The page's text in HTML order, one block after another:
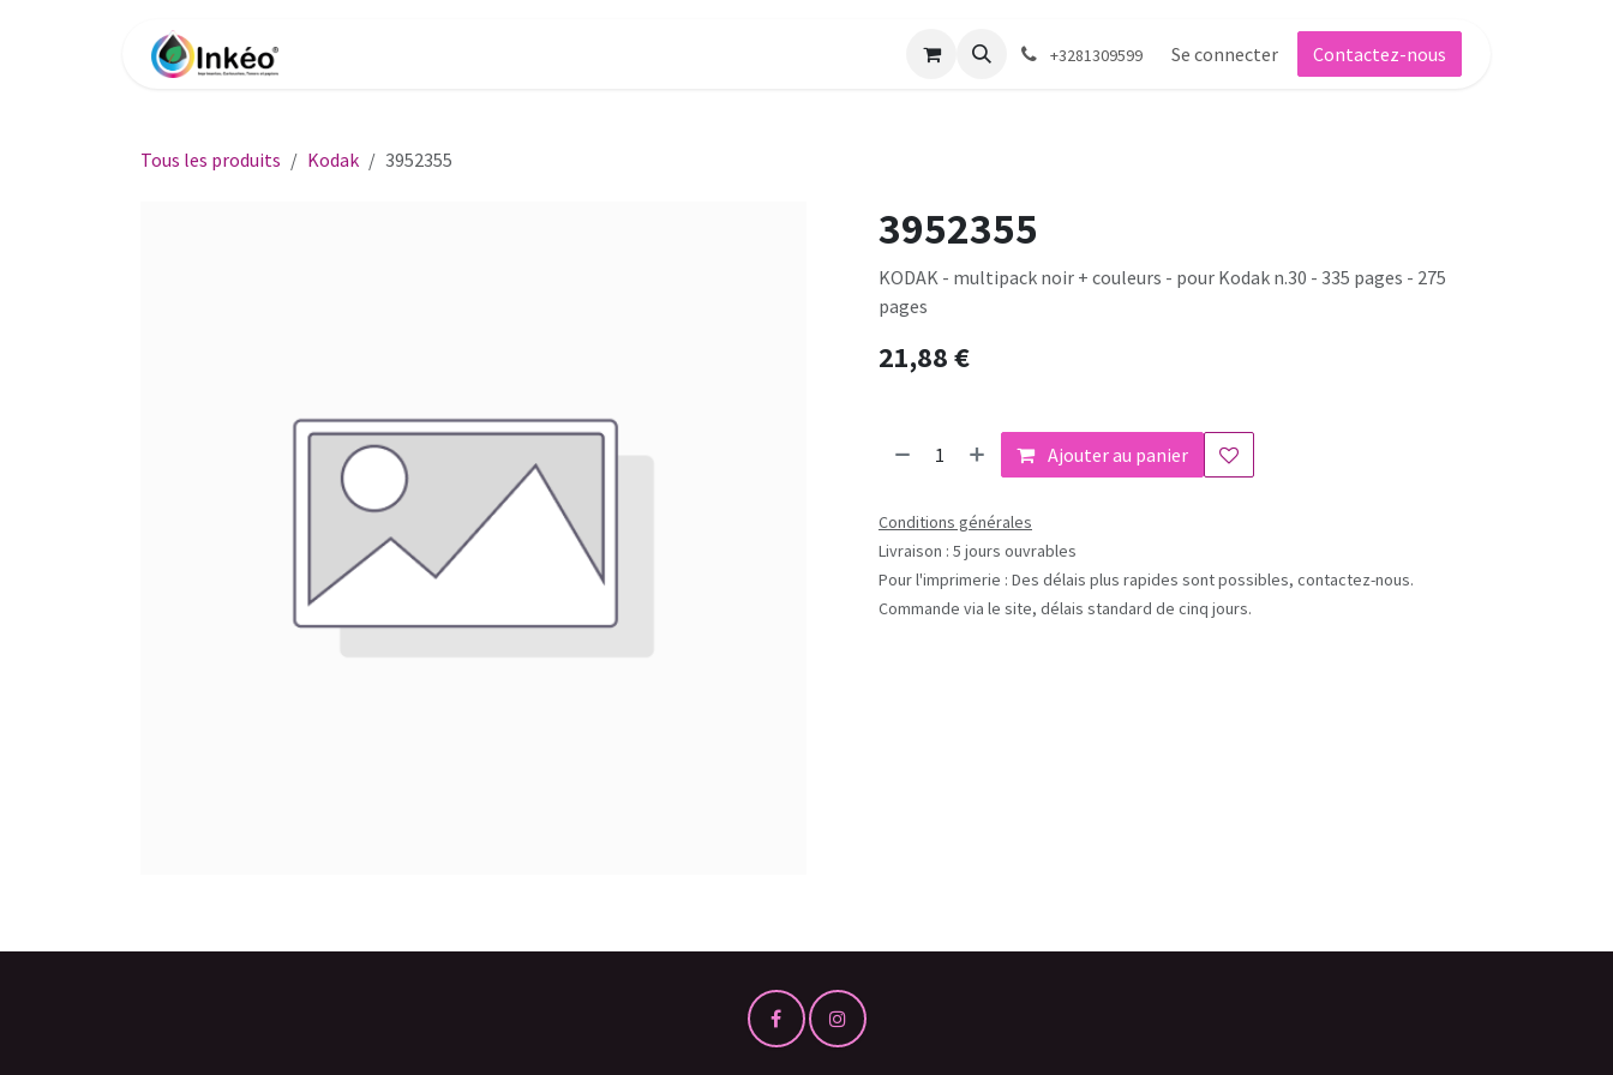
+3281309599 Se connecter Contactez-nous
Tous les produits Kodak 3952355
3952355
KODAK - multipack noir + couleurs - pour Kodak n.30 - 335 pages - 275
pages
21,88€
Ajouter au panier
Conditions générales
Livraison : 5 jours ouvrables
Pour l'imprimerie : Des délais plus rapides sont possibles, contactez-nous.
Commande via le site, délais standard de cinq jours.